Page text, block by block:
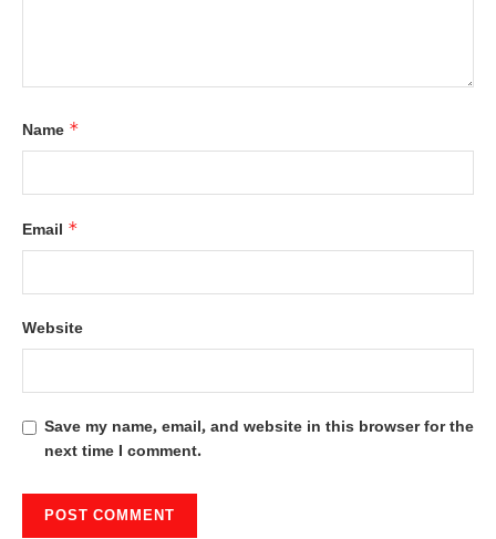
Name *
Email *
Website
Save my name, email, and website in this browser for the
next time I comment.